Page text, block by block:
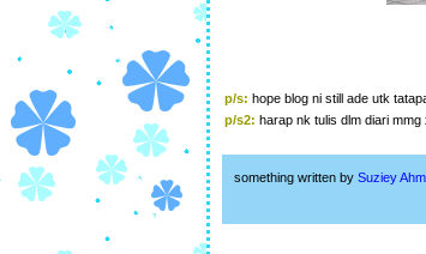
p/s: hope blog ni still ade utk
p/s2: harap nk tulis dlm diari mmg
something written by Suziey